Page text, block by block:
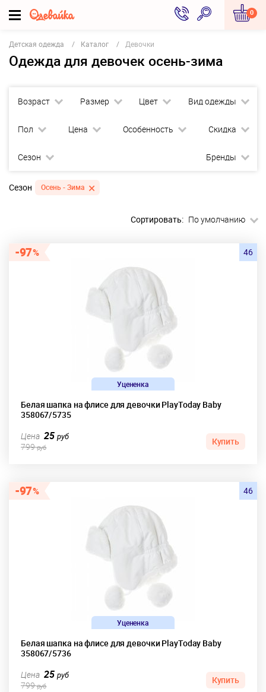
0
Детская одежда Каталог Девочки
Одежда для девочек осень-зима
Возраст Размер Цвет Вид одежды
Пол Цена Особенность Скидка
Сезон Бренды
Сезон Осень - Зима
Сортировать: По умолчанию
97
Уцененка
Белая шапка на флисе для девочки PlayToday Baby
358067/5735
46
Цена 25руб
799руб
Купить
97
Уцененка
Белая шапка на флисе для девочки PlayToday Baby
358067/5736
46
Цена 25руб
799руб
Купить